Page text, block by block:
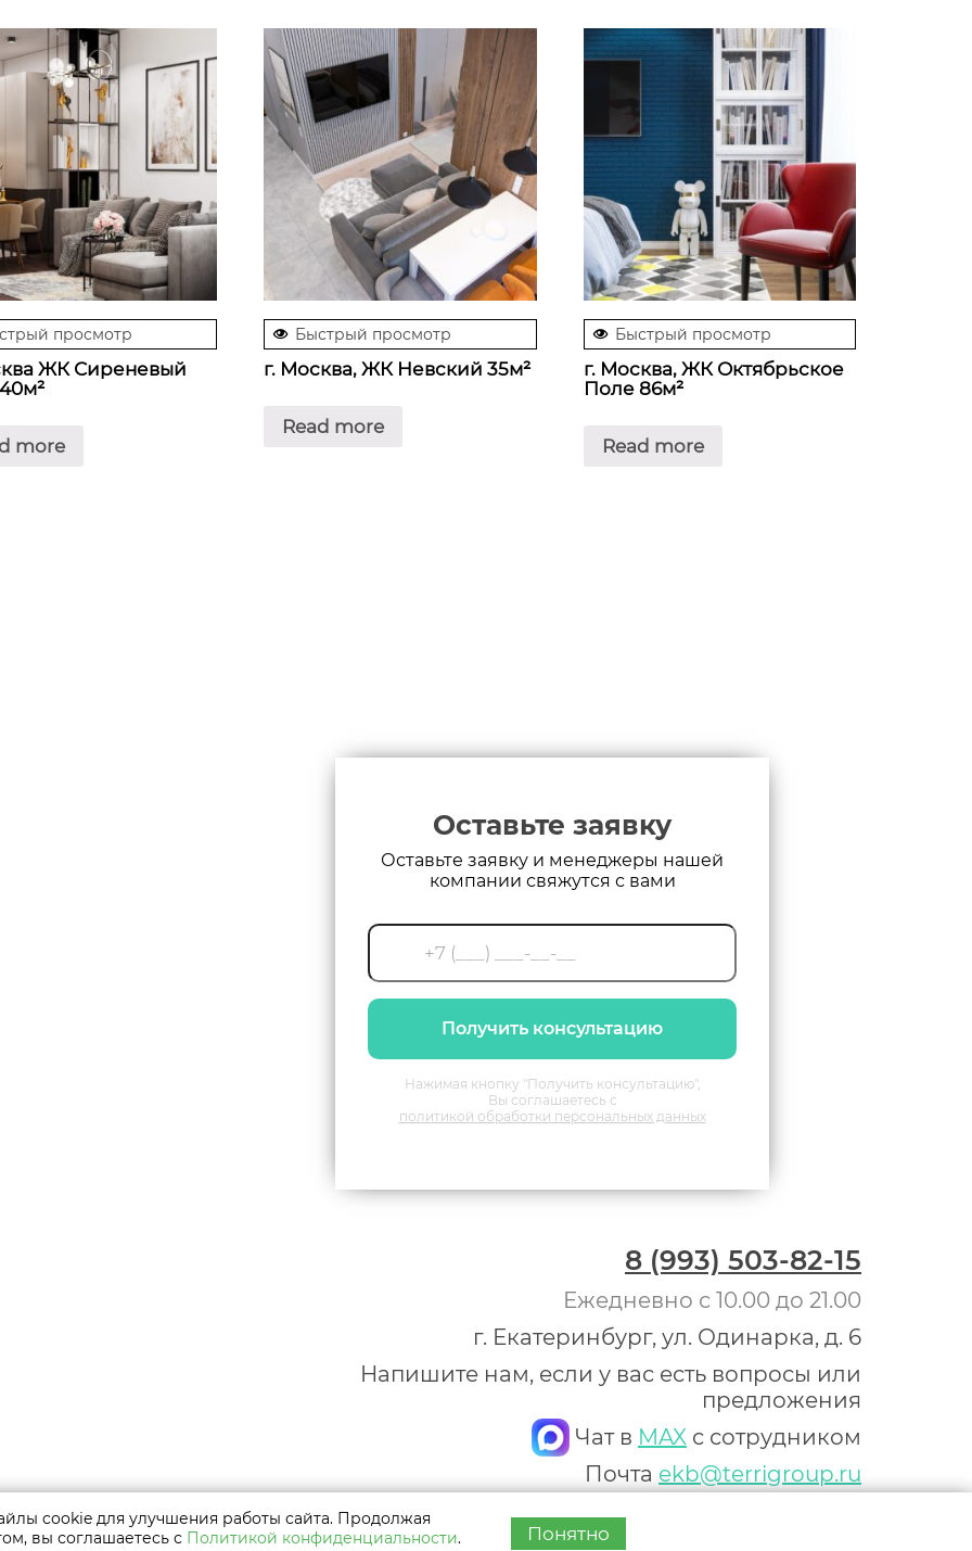
просмотр
ЖК Сиреневый
more
Быстрый просмотр
г. Москва, ЖК Невский 35м²
Read more
Быстрый просмотр
г. Москва, ЖК Октябрьское
Поле 86м²
Read more
Оставьте заявку
Оставьте заявку и менеджеры нашей
компании свяжутся с вами
Получить консультацию
Нажимая кнопку "Получить консультацию",
Вы соглашаетесь с
политикой обработки персональных данных
с предварительного
принадлежат их
8 (993) 503-82-15
Ежедневно с 10.00 до 21.00
г. Екатеринбург, ул. Одинарка, д. 6
Напишите нам, если у вас есть вопросы или
предложения
Чат в MAX с сотрудником
Почта ekb@terrigroup.ru
cookie для улучшения работы сайта. Продолжая
вы соглашаетесь с Политикой конфиденциальности. Понятно